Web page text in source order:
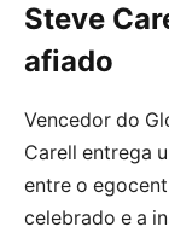
Steve
afiado
Vencedor do
Carell entrega
entre o
celebrado e a